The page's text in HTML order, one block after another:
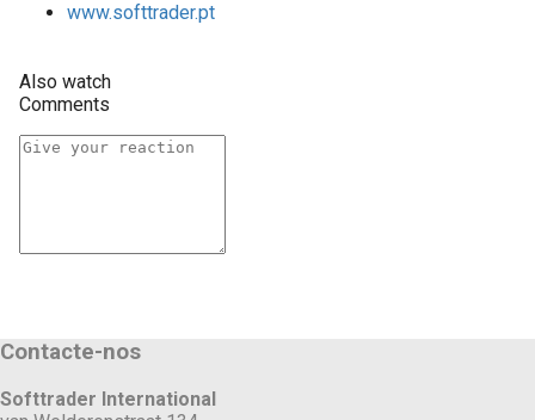
www.softtrader.pt
Also watch
Comments
Contacte-nos
Softtrader International